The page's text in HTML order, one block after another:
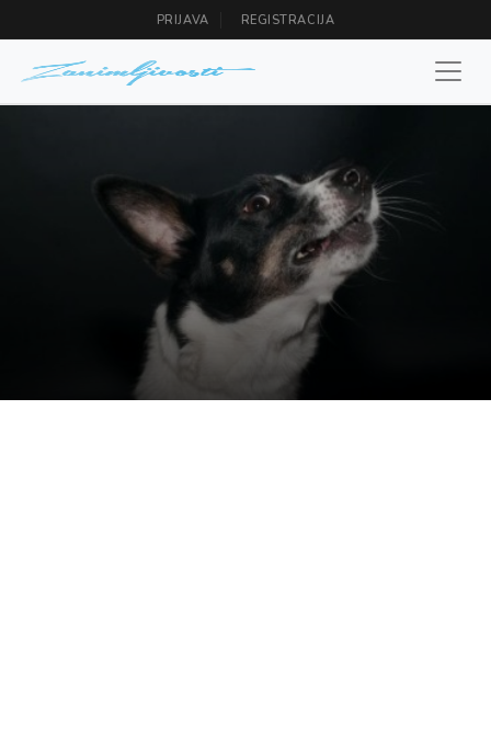
PRIJAVA REGISTRACIJA